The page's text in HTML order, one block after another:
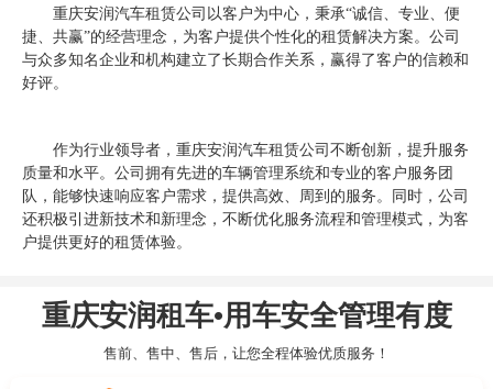
重庆安润汽车租赁公司以客户为中心，秉承“诚信、专业、便
捷、共赢”的经营理念，为客户提供个性化的租赁解决方案。公司
与众多知名企业和机构建立了长期合作关系，赢得了客户的信赖和
好评。
作为行业领导者，重庆安润汽车租赁公司不断创新，提升服务
质量和水平。公司拥有先进的车辆管理系统和专业的客户服务团
队，能够快速响应客户需求，提供高效、周到的服务。同时，公司
还积极引进新技术和新理念，不断优化服务流程和管理模式，为客
户提供更好的租赁体验。
重庆安润租车•用车安全管理有度
售前、售中、售后，让您全程体验优质服务！